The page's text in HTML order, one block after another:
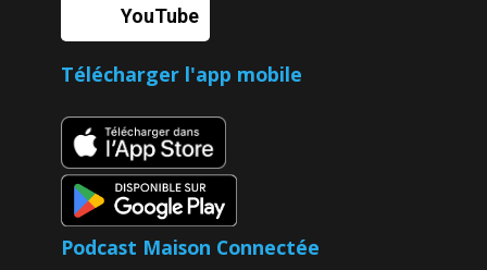
YouTube
Télécharger l'app mobile
Podcast Maison Connectée